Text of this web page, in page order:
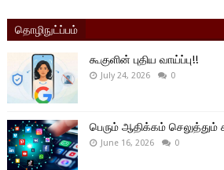
தொழிநுட்ப்பம்
கூகுளின் புதிய வாய்ப்பு!!
July 24, 2026 0
பெரும் ஆதிக்கம்
June 16, 2026 0